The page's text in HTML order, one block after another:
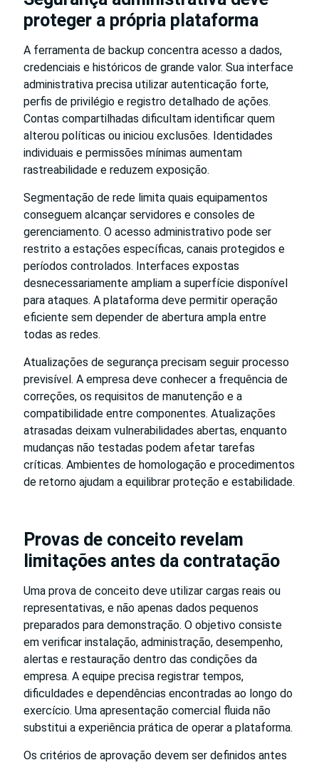
proteger a própria plataforma
A ferramenta de backup concentra acesso a dados,
credenciais e históricos de grande valor. Sua interface
administrativa precisa utilizar autenticação forte,
perfis de privilégio e registro detalhado de ações.
Contas compartilhadas dificultam identificar quem
alterou políticas ou iniciou exclusões. Identidades
individuais e permissões mínimas aumentam
rastreabilidade e reduzem exposição.
Segmentação de rede limita quais equipamentos
conseguem alcançar servidores e consoles de
gerenciamento. O acesso administrativo pode ser
restrito a estações específicas, canais protegidos e
períodos controlados. Interfaces expostas
desnecessariamente ampliam a superfície disponível
para ataques. A plataforma deve permitir operação
eficiente sem depender de abertura ampla entre
todas as redes.
Atualizações de segurança precisam seguir processo
previsível. A empresa deve conhecer a frequência de
correções, os requisitos de manutenção e a
compatibilidade entre componentes. Atualizações
atrasadas deixam vulnerabilidades abertas, enquanto
mudanças não testadas podem afetar tarefas
críticas. Ambientes de homologação e procedimentos
de retorno ajudam a equilibrar proteção e estabilidade.
Provas de conceito revelam
limitações antes da contratação
Uma prova de conceito deve utilizar cargas reais ou
representativas, e não apenas dados pequenos
preparados para demonstração. O objetivo consiste
em verificar instalação, administração, desempenho,
alertas e restauração dentro das condições da
empresa. A equipe precisa registrar tempos,
dificuldades e dependências encontradas ao longo do
exercício. Uma apresentação comercial fluida não
substitui a experiência prática de operar a plataforma.
Os critérios de aprovação devem ser definidos antes